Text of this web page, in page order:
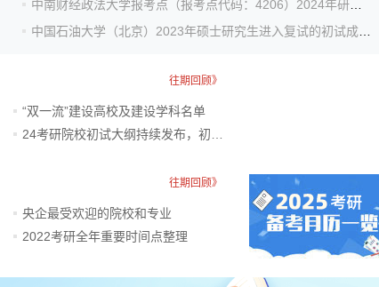
往期回顾》
“双一流”建设高校及建设学科名单
往期回顾》
央企最受欢迎的院校和专业
2022考研全年重要时间点整理